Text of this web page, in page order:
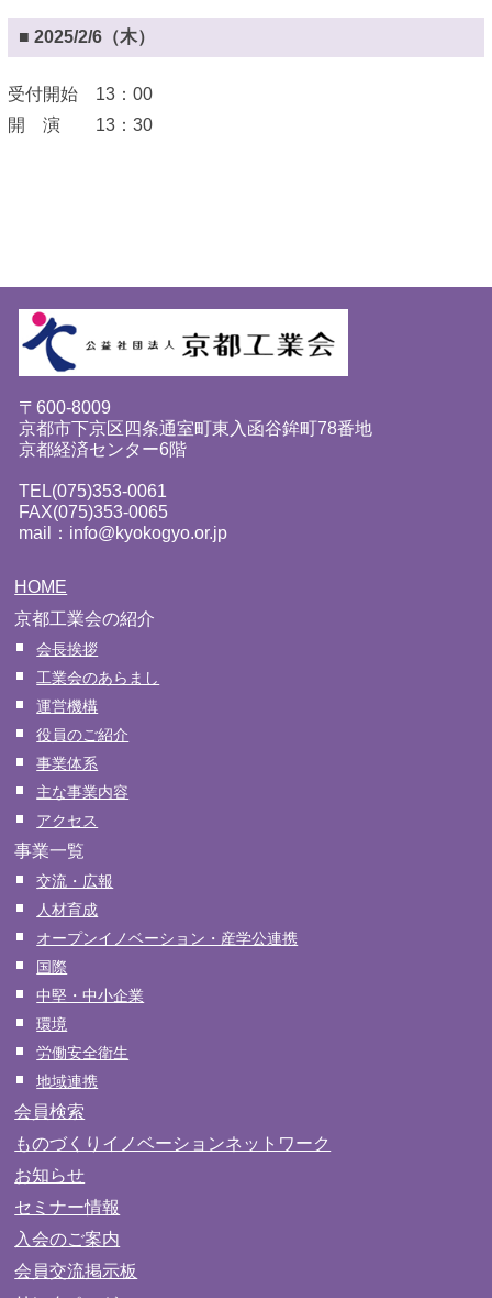
■ 2025/2/6（木）
受付開始 13：00
開 演 13：30
〒600-8009
京都市下京区四条通室町東入函谷鉾町78番地
京都経済センター6階
TEL(075)353-0061
FAX(075)353-0065
mail：info@kyokogyo.or.jp
HOME
京都工業会の紹介
会長挨拶
工業会のあらまし
運営機構
役員のご紹介
事業体系
主な事業内容
アクセス
事業一覧
交流・広報
人材育成
オープンイノベーション・産学公連携
国際
中堅・中小企業
環境
労働安全衛生
地域連携
会員検索
ものづくりイノベーションネットワーク
お知らせ
セミナー情報
入会のご案内
会員交流掲示板